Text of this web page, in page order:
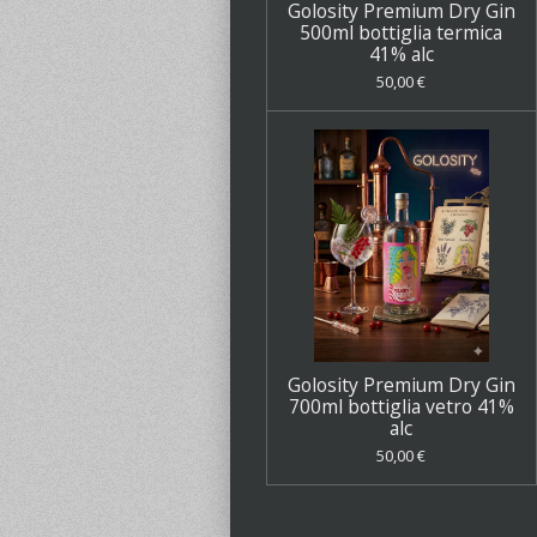
Golosity Premium Dry Gin
500ml bottiglia termica
41% alc
50,00 €
Golosity Premium Dry Gin
700ml bottiglia vetro 41%
alc
50,00 €